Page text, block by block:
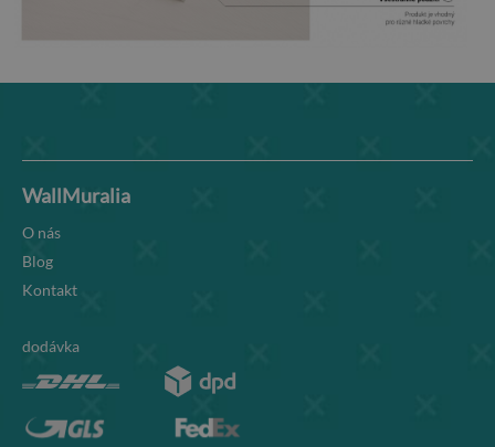
WallMuralia
O nás
Blog
Kontakt
dodávka